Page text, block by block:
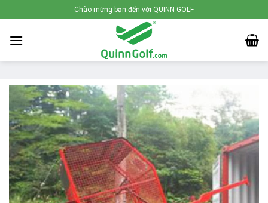
to
content
Chào mừng bạn đến với QUINN GOLF